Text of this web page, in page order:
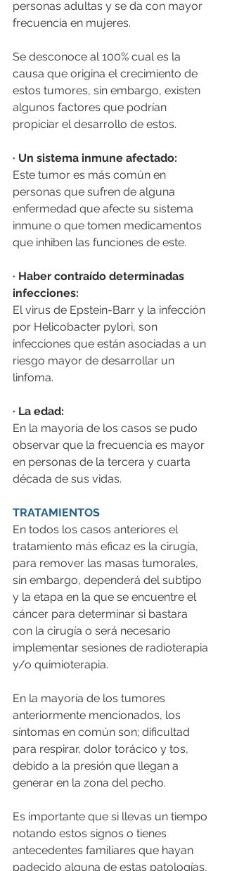
personas adultas y se da con mayor
frecuencia en mujeres.
Se desconoce al 100% cual es la
causa que origina el crecimiento de
estos tumores, sin embargo, existen
algunos factores que podrían
propiciar el desarrollo de estos.
· Un sistema inmune afectado:
Este tumor es más común en
personas que sufren de alguna
enfermedad que afecte su sistema
inmune o que tomen medicamentos
que inhiben las funciones de este.
· Haber contraído determinadas
infecciones:
El virus de Epstein-Barr y la infección
por Helicobacter pylori, son
infecciones que están asociadas a un
riesgo mayor de desarrollar un
linfoma.
· La edad:
En la mayoría de los casos se pudo
observar que la frecuencia es mayor
en personas de la tercera y cuarta
década de sus vidas.
TRATAMIENTOS
En todos los casos anteriores el
tratamiento más eficaz es la cirugía,
para remover las masas tumorales,
sin embargo, dependerá del subtipo
y la etapa en la que se encuentre el
cáncer para determinar si bastara
con la cirugía o será necesario
implementar sesiones de radioterapia
y/o quimioterapia.
En la mayoría de los tumores
anteriormente mencionados, los
síntomas en común son; dificultad
para respirar, dolor torácico y tos,
debido a la presión que llegan a
generar en la zona del pecho.
Es importante que si llevas un tiempo
notando estos signos o tienes
antecedentes familiares que hayan
padecido alguna de estas patologías,